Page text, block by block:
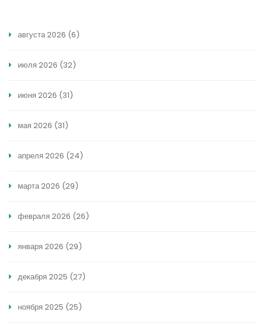
августа 2026 (6)
июля 2026 (32)
июня 2026 (31)
мая 2026 (31)
апреля 2026 (24)
марта 2026 (29)
февраля 2026 (26)
января 2026 (29)
декабря 2025 (27)
ноября 2025 (25)